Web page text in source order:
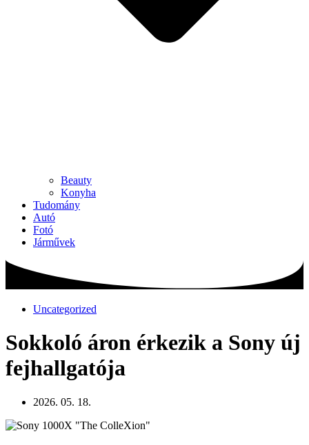
Beauty
Konyha
Tudomány
Autó
Fotó
Járművek
Uncategorized
Sokkoló áron érkezik a Sony új
fejhallgatója
2026. 05. 18.